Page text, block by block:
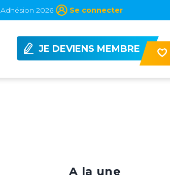
Adhésion 2026 Se connecter
JE DEVIENS MEMBRE
A la une